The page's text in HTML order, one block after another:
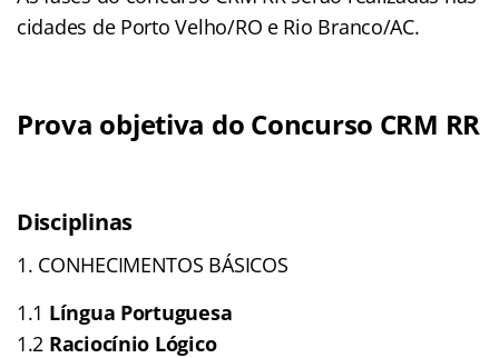
cidades de Porto Velho/RO e Rio Branco/AC.
Prova objetiva do Concurso CRM RR
Disciplinas
1. CONHECIMENTOS BÁSICOS
1.1 Língua Portuguesa
1.2 Raciocínio Lógico